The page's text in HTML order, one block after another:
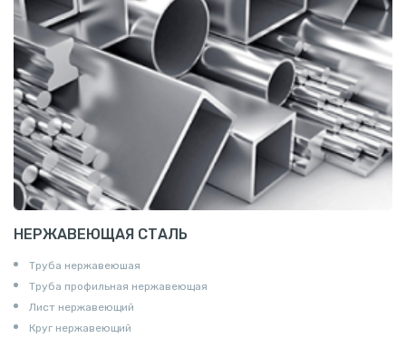
НЕРЖАВЕЮЩАЯ СТАЛЬ
Труба нержавеюшая
Труба профильная нержавеющая
Лист нержавеющий
Круг нержавеющий